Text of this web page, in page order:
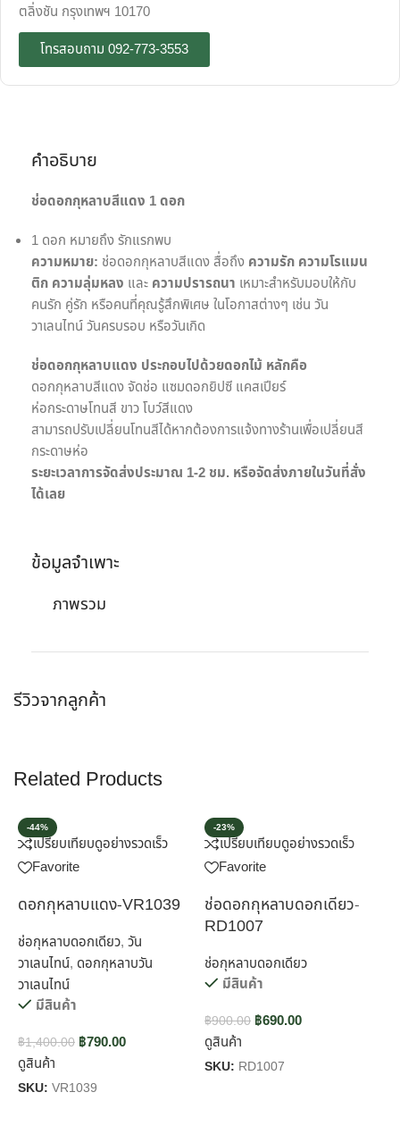
ตลิ่งชัน กรุงเทพฯ 10170
โทรสอบถาม 092-773-3553
ข้อมูลจำเพาะ
ภาพรวม
รีวิวจากลูกค้า
คำอธิบาย
ช่อดอกกุหลาบสีแดง 1 ดอก
1 ดอก หมายถึง รักแรกพบ
ความหมาย: ช่อดอกกุหลาบสีแดง สื่อถึง ความรัก ความโรแมน
ติก ความลุ่มหลง และ ความปรารถนา เหมาะสำหรับมอบให้กับ
คนรัก คู่รัก หรือคนที่คุณรู้สึกพิเศษ ในโอกาสต่างๆ เช่น วัน
วาเลนไทน์ วันครบรอบ หรือวันเกิด
ช่อดอกกุหลาบแดง ประกอบไปด้วยดอกไม้ หลักคือ
ดอกกุหลาบสีแดง จัดช่อ แซมดอกยิปซี แคสเปียร์
ห่อกระดาษโทนสี ขาว โบว์สีแดง
สามารถปรับเปลี่ยนโทนสีได้หากต้องการแจ้งทางร้านเพื่อเปลี่ยนสี
กระดาษห่อ
ระยะเวลาการจัดส่งประมาณ 1-2 ชม. หรือจัดส่งภายในวันที่สั่ง
ได้เลย
Related Products
-44%
เปรียบเทียบดูอย่างรวดเร็ว
Favorite
ดอกกุหลาบแดง-VR1039
ช่อกุหลาบดอกเดียว, วัน
วาเลนไทน์, ดอกกุหลาบวัน
วาเลนไทน์
มีสินค้า
฿1,400.00 ฿790.00
ดูสินค้า
SKU: VR1039
-23%
เปรียบเทียบดูอย่างรวดเร็ว
Favorite
ช่อดอกกุหลาบดอกเดียว-
RD1007
ช่อกุหลาบดอกเดียว
มีสินค้า
฿900.00 ฿690.00
ดูสินค้า
SKU: RD1007